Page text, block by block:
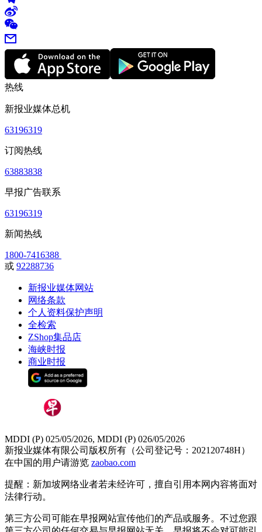
热线
新报业媒体总机
63196319
订阅热线
63883838
早报广告联系
63196319
新闻热线
1800-7416388
或 92288736
新报业媒体网站
网络条款
个人资料保护声明
全检索
ZShop集品店
海峡时报
商业时报
MDDI (P) 025/05/2026, MDDI (P) 026/05/2026
新报业媒体有限公司版权所有（公司登记号：202120748H）
在中国的用户请游览 zaobao.com
提醒：新加坡网络业者若未经许可，擅自引用本网内容将面对
法律行动。
第三方公司可能在早报网站宣传他们的产品或服务。不过您跟